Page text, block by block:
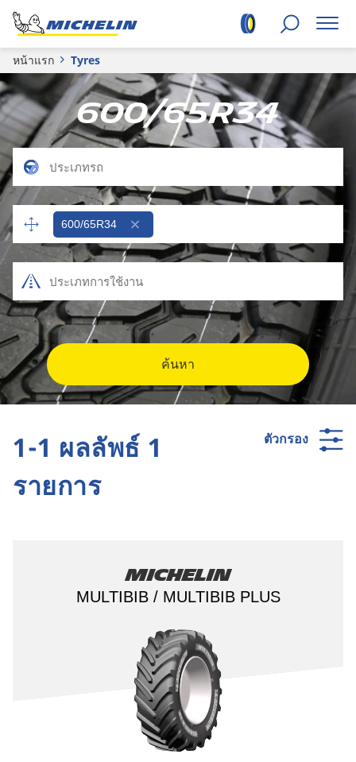
หน้าแรก Tyres
600/65R34
600/65R34
ค้นหา
ตัวกรอง
1-1 ผลลัพธ์ 1
รายการ
Michelin
MULTIBIB / MULTIBIB PLUS